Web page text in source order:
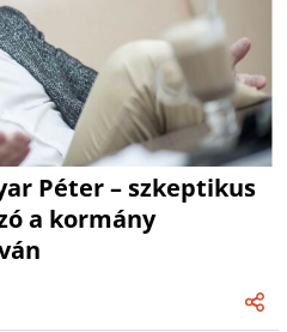
Péter – szkeptikus
a kormány